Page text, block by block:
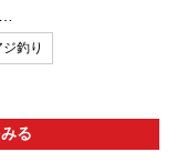
ジ釣り
る